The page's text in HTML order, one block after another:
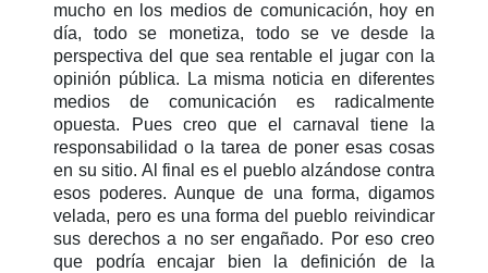
mucho en los medios de comunicación, hoy en
día, todo se monetiza, todo se ve desde la
perspectiva del que sea rentable el jugar con la
opinión pública. La misma noticia en diferentes
medios de comunicación es radicalmente
opuesta. Pues creo que el carnaval tiene la
responsabilidad o la tarea de poner esas cosas
en su sitio. Al final es el pueblo alzándose contra
esos poderes. Aunque de una forma, digamos
velada, pero es una forma del pueblo reivindicar
sus derechos a no ser engañado. Por eso creo
que podría encajar bien la definición de la